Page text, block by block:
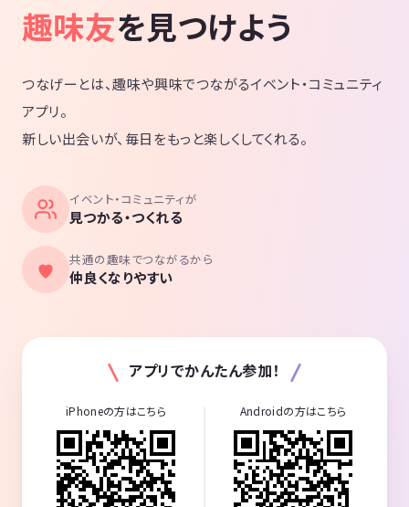
趣味友を見つけよう
つなげーとは、趣味や興味でつながるイベント・コミュニティ
アプリ。
新しい出会いが、毎日をもっと楽しくしてくれる。
イベント・コミュニティが
見つかる・つくれる
共通の趣味でつながるから
仲良くなりやすい
アプリでかんたん参加！
iPhoneの方はこちら Androidの方はこちら